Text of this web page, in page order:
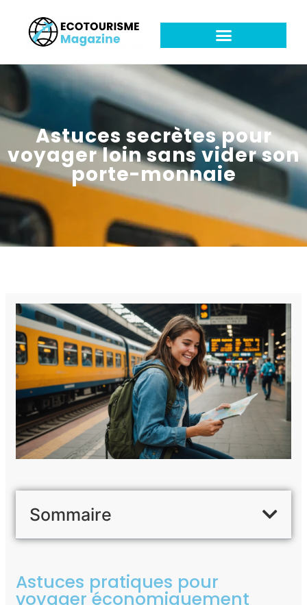
Astuces secrètes pour
voyager loin sans vider son
porte-monnaie
Sommaire
Astuces pratiques pour
voyager économiquement